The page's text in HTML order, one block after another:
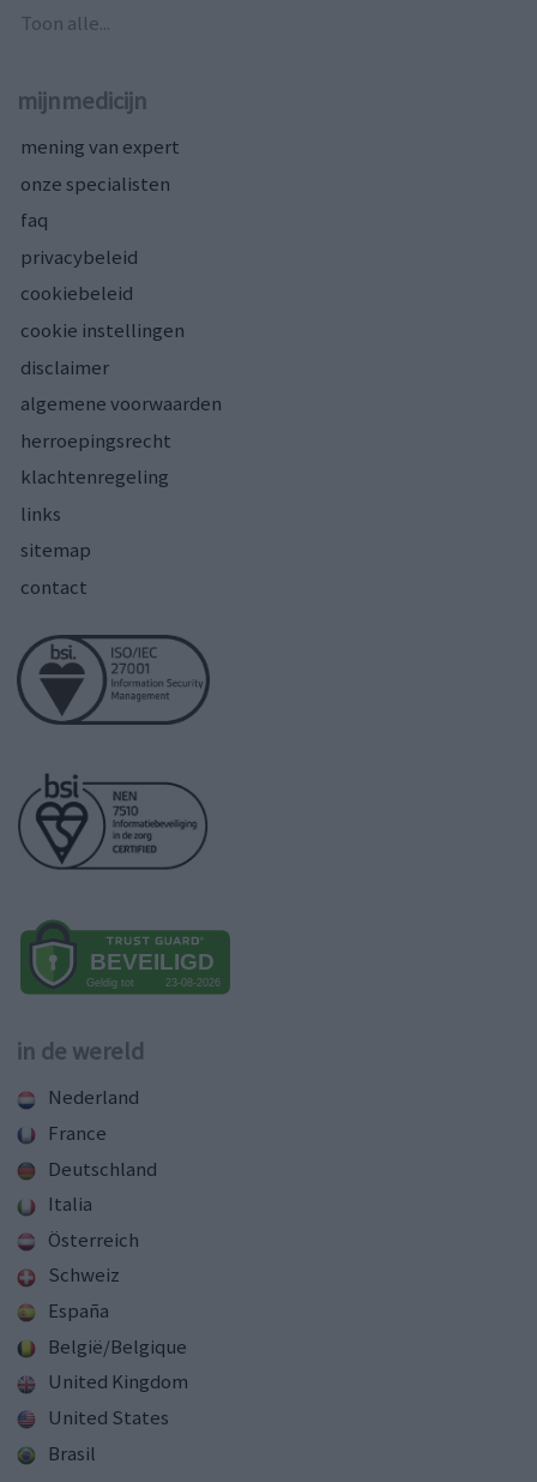
Toon alle...
mijnmedicijn
mening van expert
onze specialisten
faq
privacybeleid
cookiebeleid
cookie instellingen
disclaimer
algemene voorwaarden
herroepingsrecht
klachtenregeling
links
sitemap
contact
in de wereld
Nederland
France
Deutschland
Italia
Österreich
Schweiz
España
België/Belgique
United Kingdom
United States
Brasil